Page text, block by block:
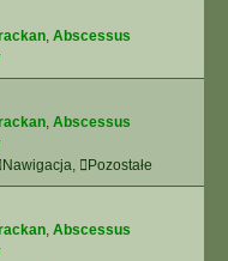
, Abscessus
, Abscessus
Nawigacja, Pozostałe
, Abscessus